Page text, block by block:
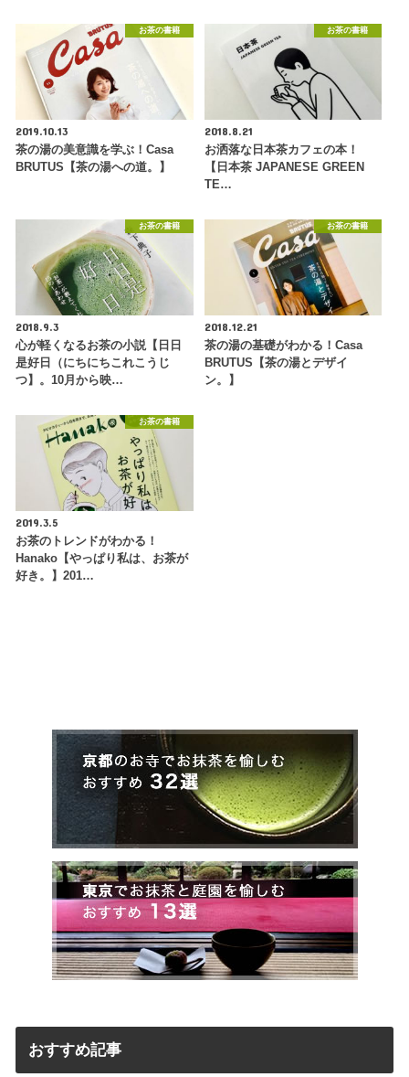
お茶の書籍
2019.10.13
茶の湯の美意識を学ぶ！Casa
BRUTUS【茶の湯への道。】
お茶の書籍
2018.8.21
お洒落な日本茶カフェの本！
【日本茶 JAPANESE GREEN
TE…
お茶の書籍
2018.9.3
心が軽くなるお茶の小説【日日
是好日（にちにちこれこうじ
つ】。10月から映…
お茶の書籍
2018.12.21
茶の湯の基礎がわかる！Casa
BRUTUS【茶の湯とデザイ
ン。】
お茶の書籍
2019.3.5
お茶のトレンドがわかる！
Hanako【やっぱり私は、お茶が
好き。】201…
おすすめ記事